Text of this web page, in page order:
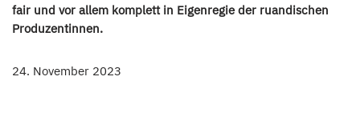
fair und vor allem komplett in Eigenregie der ruandischen
Produzentinnen.
24. November 2023